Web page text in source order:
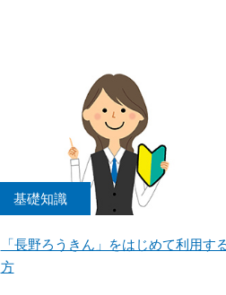
基礎知識
「長野ろうきん」をはじめて利用す
方